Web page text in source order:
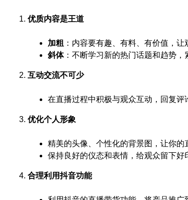
优质内容是王道
加粗 ：内容要有趣、有料、有价值，让
斜体：不断学习新的热门话题和趋势，
互动交流不可少
在直播过程中积极与观众互动，回复评
优化个人形象
精美的头像、个性化的背景图，让你的
保持良好的仪态和表情，给观众留下好
合理利用抖音功能